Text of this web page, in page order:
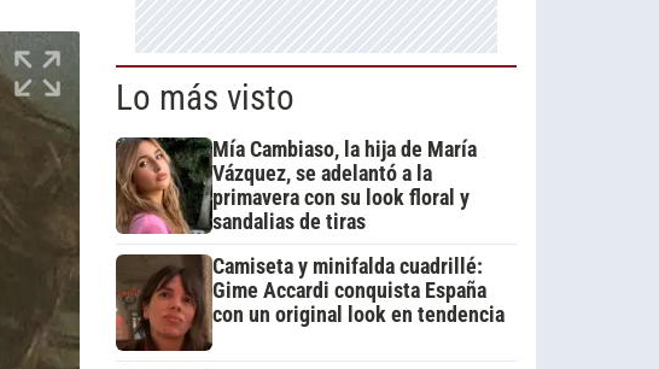
Lo más visto
Mía Cambiaso, la hija de María
Vázquez, se adelantó a la
primavera con su look floral y
sandalias de tiras
Camiseta y minifalda cuadrillé:
Gime Accardi conquista España
con un original look en tendencia